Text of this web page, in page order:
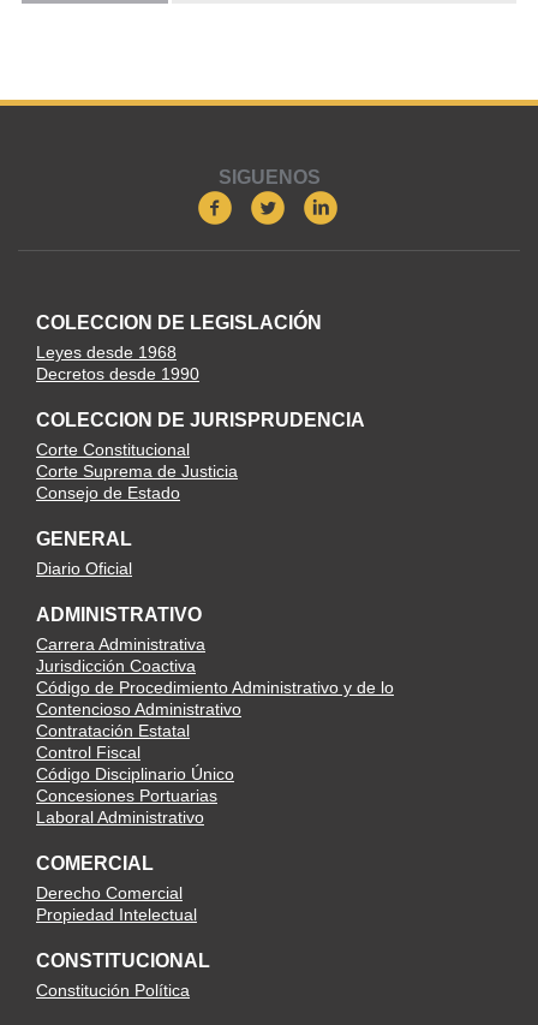
SIGUENOS
COLECCION DE LEGISLACIÓN
Leyes desde 1968
Decretos desde 1990
COLECCION DE JURISPRUDENCIA
Corte Constitucional
Corte Suprema de Justicia
Consejo de Estado
GENERAL
Diario Oficial
ADMINISTRATIVO
Carrera Administrativa
Jurisdicción Coactiva
Código de Procedimiento Administrativo y de lo
Contencioso Administrativo
Contratación Estatal
Control Fiscal
Código Disciplinario Único
Concesiones Portuarias
Laboral Administrativo
COMERCIAL
Derecho Comercial
Propiedad Intelectual
CONSTITUCIONAL
Constitución Política